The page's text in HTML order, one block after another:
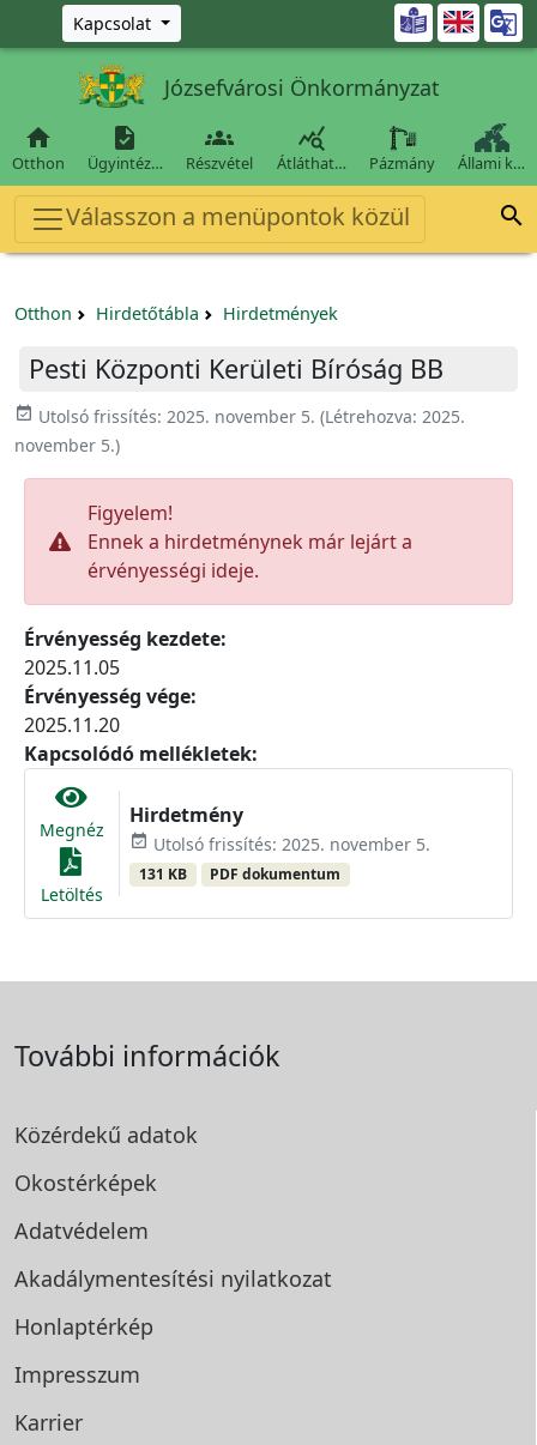
Ugrás a fő tartalomra
Kapcsolat 
Józsefvárosi Önkormányzat

Otthon

Ügyintéz…

Részvétel

Átláthat… Pázmány Állami k…
Válasszon a menüpontok közül 
Otthon Hirdetőtábla Hirdetmények
Pesti Központi Kerületi Bíróság BB
event_available Utolsó frissítés: 2025. november 5. (Létrehozva: 2025.
november 5.)
Figyelem!
Ennek a hirdetménynek már lejárt a
érvényességi ideje.
Érvényesség kezdete:
2025.11.05
Érvényesség vége:
2025.11.20
Kapcsolódó mellékletek:
Megnéz
Letöltés
Hirdetmény
event_available Utolsó frissítés: 2025. november 5.
131 KB PDF dokumentum
További információk
Közérdekű adatok
Okostérképek
Adatvédelem
Akadálymentesítési nyilatkozat
Honlaptérkép
Impresszum
Karrier